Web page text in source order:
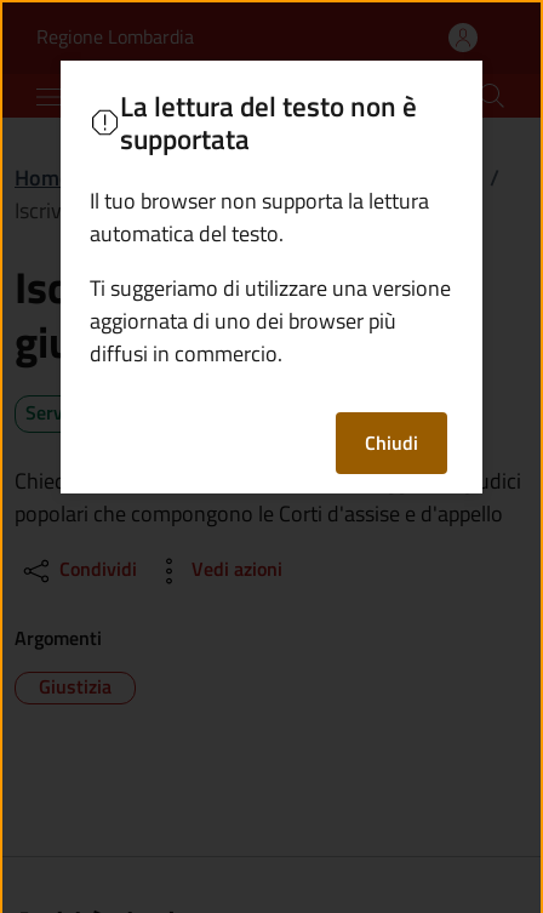
Iscriversi all'albo dei
Regione Lombardia(apre in un'altra scheda).
Comune di Capo di Ponte
Home
/
Iscriversi all'albo dei giudici popolari
Iscriversi all'albo dei
giudici popolari
Servizio attivo
Chiedi l'iscrizione per partecipare al sorteggio dei giudici
popolari che compongono le Corti d'assise e d'appello
Condividi Vedi azioni
La lettura del testo non è
supportata
Il tuo browser non supporta la lettura
automatica del testo.
Ti suggeriamo di utilizzare una versione
aggiornata di uno dei browser più
diffusi in commercio.
Chiudi
Argomenti
Giustizia